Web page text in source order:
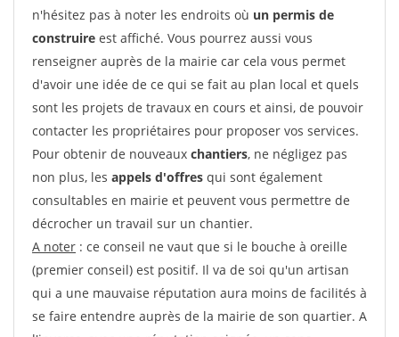
n'hésitez pas à noter les endroits où un permis de
construire est affiché. Vous pourrez aussi vous
renseigner auprès de la mairie car cela vous permet
d'avoir une idée de ce qui se fait au plan local et quels
sont les projets de travaux en cours et ainsi, de pouvoir
contacter les propriétaires pour proposer vos services.
Pour obtenir de nouveaux chantiers, ne négligez pas
non plus, les appels d'offres qui sont également
consultables en mairie et peuvent vous permettre de
décrocher un travail sur un chantier.
A noter : ce conseil ne vaut que si le bouche à oreille
(premier conseil) est positif. Il va de soi qu'un artisan
qui a une mauvaise réputation aura moins de facilités à
se faire entendre auprès de la mairie de son quartier. A